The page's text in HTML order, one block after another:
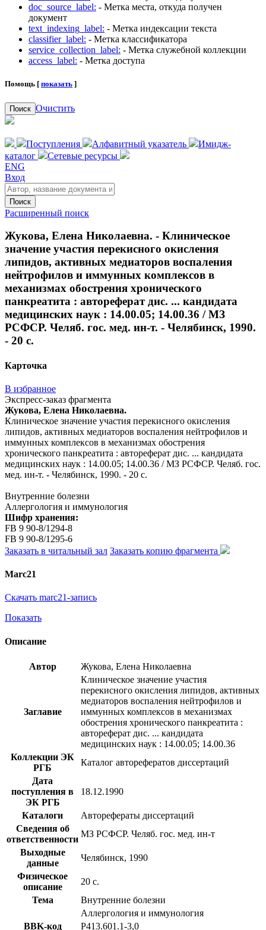
doc_source_label: - Метка места, откуда получен
документ
text_indexing_label: - Метка индексации текста
classifier_label: - Метка классификатора
service_collection_label: - Метка служебной коллекции
access_label: - Метка доступа
Помощь [ показать ]
Поиск Очистить
Поступления Алфавитный указатель
Имидж-
каталог
Сетевые ресурсы
ENG
Вход
Поиск
Расширенный поиск
Жукова, Елена Николаевна. - Клиническое
значение участия перекисного окисления
липидов, активных медиаторов воспаления
нейтрофилов и иммунных комплексов в
механизмах обострения хронического
панкреатита : автореферат дис. ... кандидата
медицинских наук : 14.00.05; 14.00.36 / МЗ
РСФСР. Челяб. гос. мед. ин-т. - Челябинск, 1990.
- 20 с.
Карточка
В избранное
Экспресс-заказ фрагмента
Жукова, Елена Николаевна.
Клиническое значение участия перекисного окисления
липидов, активных медиаторов воспаления нейтрофилов и
иммунных комплексов в механизмах обострения
хронического панкреатита : автореферат дис. ... кандидата
медицинских наук : 14.00.05; 14.00.36 / МЗ РСФСР. Челяб. гос.
мед. ин-т. - Челябинск, 1990. - 20 с.
Внутренние болезни
Аллергология и иммунология
Шифр хранения:
FB 9 90-8/1294-8
FB 9 90-8/1295-6
Заказать в читальный зал Заказать копию фрагмента
Marc21
Скачать marc21-запись
Показать
Описание
Автор Жукова, Елена Николаевна
Заглавие
Клиническое значение участия
перекисного окисления липидов, активных
медиаторов воспаления нейтрофилов и
иммунных комплексов в механизмах
обострения хронического панкреатита :
автореферат дис. ... кандидата
медицинских наук : 14.00.05; 14.00.36
Коллекции ЭК
РГБ
Каталог авторефератов диссертаций
Дата
поступления в
ЭК РГБ
18.12.1990
Каталоги
Авторефераты диссертаций
Сведения об
ответственности
МЗ РСФСР. Челяб. гос. мед. ин-т
Выходные
данные
Челябинск, 1990
Физическое
описание
20 с.
Тема
Внутренние болезни
Аллергология и иммунология
BBK-код
Р413.601.1-3,0